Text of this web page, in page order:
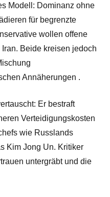
Modell: Dominanz ohne
für begrenzte
wollen offene
Beide kreisen jedoch
Annäherungen .
Er bestraft
Verteidigungskosten
wie Russlands
Kim Jong Un. Kritiker
untergräbt und die